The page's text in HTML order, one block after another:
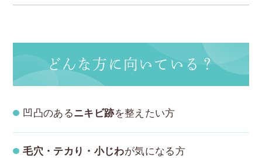
どんな方に向いている？
凹凸のあるニキビ跡を整えたい方
毛穴・テカり・小じわが気になる方